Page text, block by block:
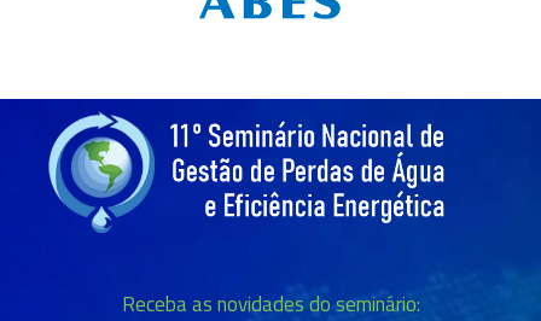
Receba as novidades do seminário: